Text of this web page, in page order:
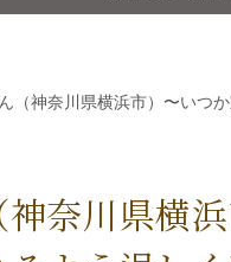
（神奈川県横浜市）〜いつ
神奈川県横